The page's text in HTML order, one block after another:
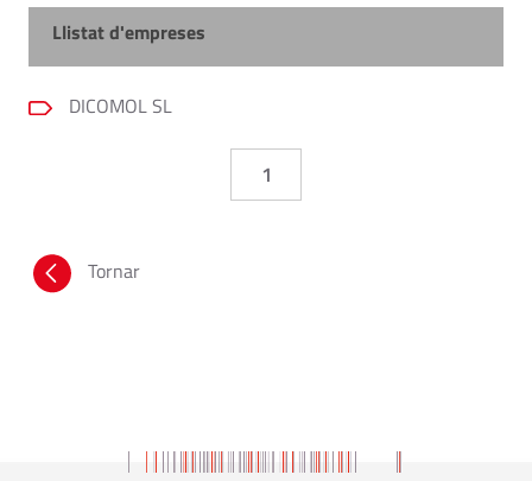
Llistat d'empreses
DICOMOL SL
1
Tornar